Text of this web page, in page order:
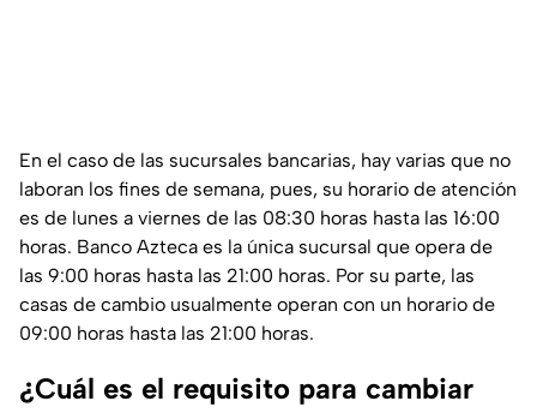
En el caso de las sucursales bancarias, hay varias que no
laboran los fines de semana, pues, su horario de atención
es de lunes a viernes de las 08:30 horas hasta las 16:00
horas. Banco Azteca es la única sucursal que opera de
las 9:00 horas hasta las 21:00 horas. Por su parte, las
casas de cambio usualmente operan con un horario de
09:00 horas hasta las 21:00 horas.
¿Cuál es el requisito para cambiar